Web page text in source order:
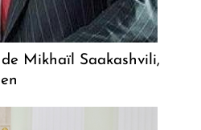
Mikhaïl Saakashvili,